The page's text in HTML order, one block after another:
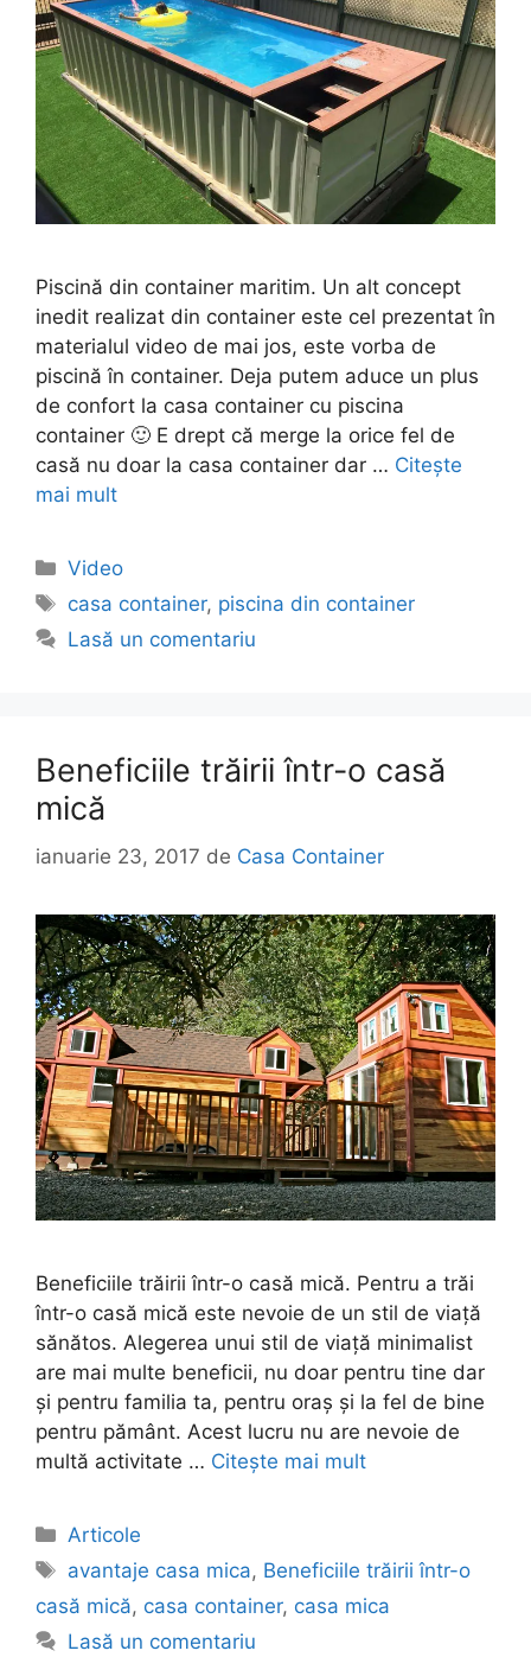
Piscină din container maritim. Un alt concept
inedit realizat din container este cel prezentat în
materialul video de mai jos, este vorba de
piscină în container. Deja putem aduce un plus
de confort la casa container cu piscina
container 🙂 E drept că merge la orice fel de
casă nu doar la casa container dar … Citește
mai mult
Video
casa container, piscina din container
Lasă un comentariu
Beneficiile trăirii într-o casă
mică
ianuarie 23, 2017 de Casa Container
Beneficiile trăirii într-o casă mică. Pentru a trăi
într-o casă mică este nevoie de un stil de viață
sănătos. Alegerea unui stil de viață minimalist
are mai multe beneficii, nu doar pentru tine dar
și pentru familia ta, pentru oraș și la fel de bine
pentru pământ. Acest lucru nu are nevoie de
multă activitate … Citește mai mult
Articole
avantaje casa mica, Beneficiile trăirii într-o
casă mică, casa container, casa mica
Lasă un comentariu